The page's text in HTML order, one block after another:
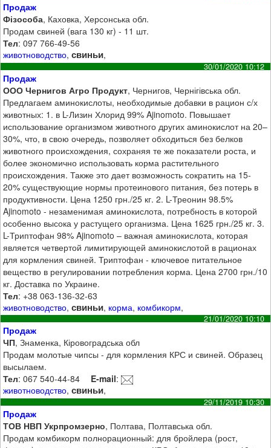
Продаж
Фізособа, Каховка, Херсонська обл.
Продам свиней (вага 130 кг) - 11 шт.
Тел: 097 766-49-56
животноводство,свиньи,
30/01/2020 10:12
Продаж
ООО Чернигов Агро Продукт, Чернигов, Чернігівська обл.
Предлагаем аминокислоты, необходимые добавки в рацион с/х
животных: 1. в L-Лизин Хлорид 99% Ajinomoto. Повышает
использование организмом животного других аминокислот на 20–
30%, что, в свою очередь, позволяет обходиться без белков
животного происхождения, сохраняя те же показатели роста, и
более экономично использовать корма растительного
происхождения. Также это дает возможность сократить на 15-
20% существующие нормы протеинового питания, без потерь в
продуктивности. Цена 1250 грн./25 кг. 2. L-Треонин 98.5%
Ajinomoto - незаменимая аминокислота, потребность в которой
особенно высока у растущего организма. Цена 1625 грн./25 кг. 3.
L-Триптофан 98% Ajinomoto – важная аминокислота, которая
является четвертой лимитирующей аминокислотой в рационах
для кормления свиней. Триптофан - ключевое питательное
вещество в регулировании потребления корма. Цена 2700 грн./10
кг. Доставка по Украине.
Тел: +38 063-136-32-63
животноводство,свиньи, корма, комбикорм,
21/01/2020 10:10
Продаж
ЧП, Знаменка, Кіровоградська обл
Продам молотые чипсы - для кормления КРС и свиней. Образец
высылаем.
Тел: 067 540-44-84 E-mail:
животноводство,свиньи,
29/11/2019 10:30
Продаж
ТОВ НВП Укрпромзерно, Полтава, Полтавська обл.
Продам комбикорм полнорационный: для бройлера (рост,